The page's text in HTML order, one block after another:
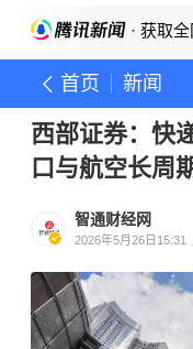
· 获取
首页 新闻
西部证券：快
口与航空长周
智通财经网
2026年5月26日15:31